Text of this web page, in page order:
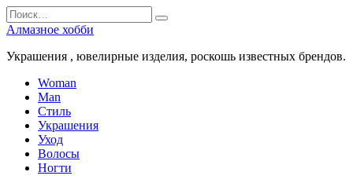
Перейти
к
Search
for:
Алмазное хобби
Украшения , ювелирные изделия, роскошь известных брендов.
Woman
Man
Стиль
Украшения
Уход
Волосы
Ногти